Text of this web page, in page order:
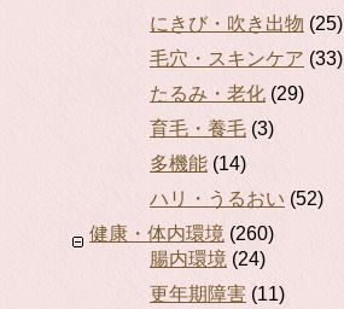
にきび・吹き出物 (25)
毛穴・スキンケア (33)
たるみ・老化 (29)
育毛・養毛 (3)
多機能 (14)
ハリ・うるおい (52)
健康・体内環境 (260)
腸内環境 (24)
更年期障害 (11)